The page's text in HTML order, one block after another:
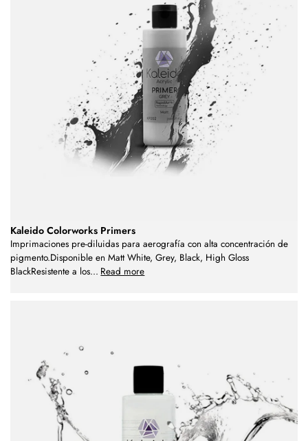
Kaleido Colorworks Primers
Imprimaciones pre-diluidas para aerografía con alta concentración de
pigmento.Disponible en Matt White, Grey, Black, High Gloss
BlackResistente a los... Read more